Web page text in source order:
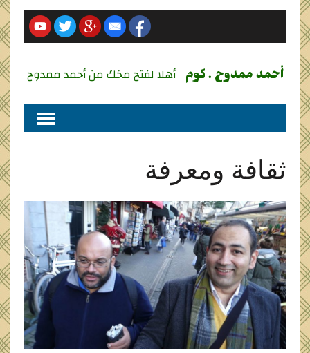
أحمد ممدوح . كوم أهلا لفتح مخك من أحمد ممدوح
ثقافة ومعرفة